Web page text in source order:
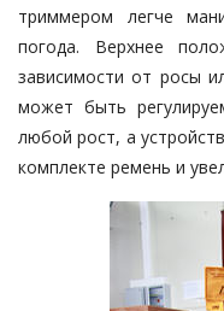
триммером легче
погода. Верхнее
зависимости от росы
может быть
любой рост, а
комплекте ремень и